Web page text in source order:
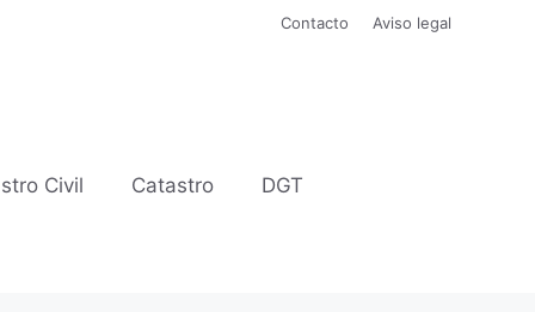
Contacto Aviso legal
Civil Catastro DGT